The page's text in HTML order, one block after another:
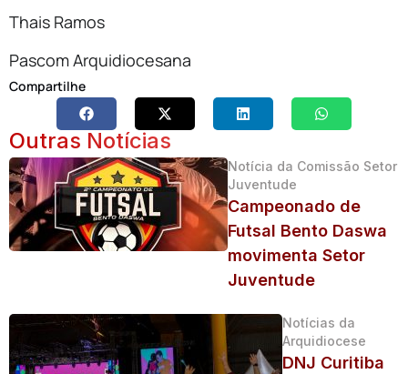
Thais Ramos
Pascom Arquidiocesana
Compartilhe
Outras Notícias
Notícia da Comissão Setor
Juventude
Campeonado de
Futsal Bento Daswa
movimenta Setor
Juventude
Notícias da
Arquidiocese
DNJ Curitiba